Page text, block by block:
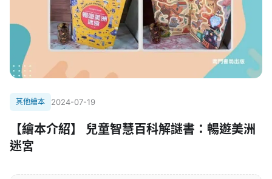
其他繪本 2024-07-19
【繪本介紹】 兒童智慧百科解謎書：暢遊美洲
迷宮